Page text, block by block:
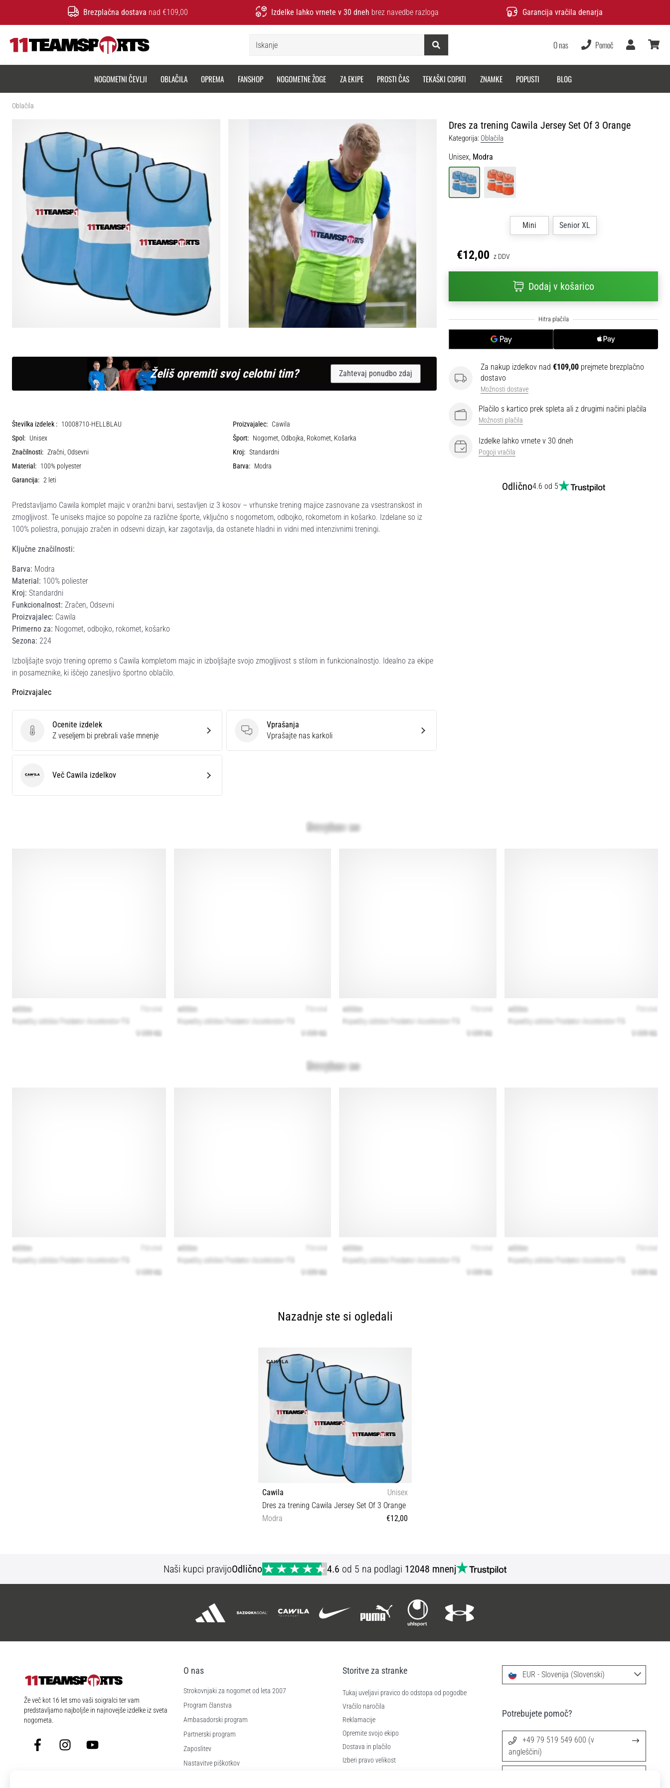
Brezplačna dostava nad €109,00 Izdelke lahko vrnete v 30 dneh brez navedbe razloga Garancija vračila denarja
Iskanje
O nas Pomoč
Uporabnik
NOGOMETNI ČEVLJI OBLAČILA OPREMA FANSHOP NOGOMETNE ŽOGE ZA EKIPE PROSTI ČAS TEKAŠKI COPATI ZNAMKE POPUSTI BLOG
Oblačila
Dres za trening Cawila Jersey Set Of 3 Orange
Kategorija: Oblačila
Unisex, Modra
Mini Senior XL
€12,00 z DDV
Dodaj v košarico
Za nakup izdelkov nad €109,00 prejmete brezplačno
dostavo
Možnosti dostave
Plačilo s kartico prek spleta ali z drugimi načini plačila
Možnosti plačila
Izdelke lahko vrnete v 30 dneh
Pogoji vračila
Odlično4.6 od 5
Želiš opremiti svoj celotni tim? Zahtevaj ponudbo zdaj
Številka izdelek : 10008710-HELLBLAU Proizvajalec: Cawila
Spol: Unisex Šport: Nogomet, Odbojka, Rokomet, Košarka
Značilnosti: Zračni, Odsevni Kroj: Standardni
Material: 100% polyester Barva: Modra
Garancija: 2 leti
Predstavljamo Cawila komplet majic v oranžni barvi, sestavljen iz 3 kosov – vrhunske trening majice zasnovane za vsestranskost in
zmogljivost. Te uniseks majice so popolne za različne športe, vključno s nogometom, odbojko, rokometom in košarko. Izdelane so iz
100% poliestra, ponujajo zračen in odsevni dizajn, kar zagotavlja, da ostanete hladni in vidni med intenzivnimi treningi.
Ključne značilnosti:
Barva: Modra
Material: 100% poliester
Kroj: Standardni
Funkcionalnost: Zračen, Odsevni
Proizvajalec: Cawila
Primerno za: Nogomet, odbojko, rokomet, košarko
Sezona: 224
Izboljšajte svojo trening opremo s Cawila kompletom majic in izboljšajte svojo zmogljivost s stilom in funkcionalnostjo. Idealno za ekipe
in posameznike, ki iščejo zanesljivo športno oblačilo.
Proizvajalec
Ocenite izdelek
Ocenite izdelek
Z veseljem bi prebrali vaše mnenje
Vprašanja
Vprašanja
Vprašajte nas karkoli
Cawila Več Cawila izdelkov
Nazadnje ste si ogledali
Cawila
Unisex
Dres za trening Cawila Jersey Set Of 3 Orange
Modra
€12,00
Naši kupci pravijoOdlično 4.6 od 5 na podlagi 12048 mnenj
11teamsports.si
Že več kot 16 let smo vaši soigralci ter vam
predstavljamo najboljše in najnovejše izdelke iz sveta
nogometa.
FacebookInstagramYouTube
O nas
Strokovnjaki za nogomet od leta 2007
Program članstva
Ambasadorski program
Partnerski program
Zaposlitev
Nastavitve piškotkov
Storitve za stranke
Tukaj uveljavi pravico do odstopa od pogodbe
Vračilo naročila
Reklamacije
Opremite svojo ekipo
Dostava in plačilo
Izberi pravo velikost
EUR - Slovenija (Slovenski)
Potrebujete pomoč?
+49 79 519 549 600 (v
angleščini)